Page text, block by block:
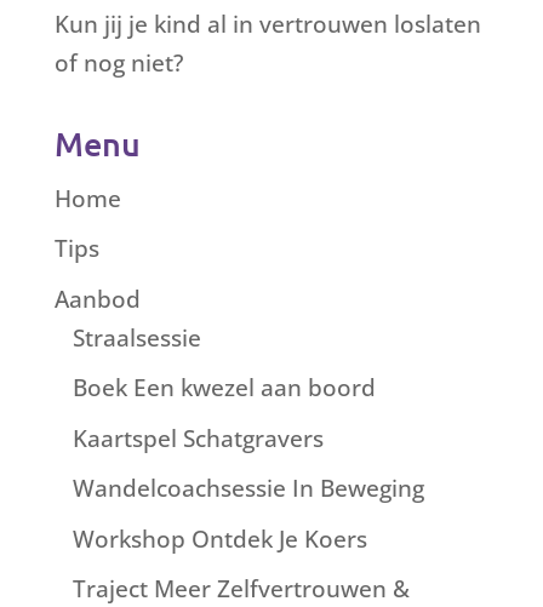
Kun jij je kind al in vertrouwen loslaten
of nog niet?
Menu
Home
Tips
Aanbod
Straalsessie
Boek Een kwezel aan boord
Kaartspel Schatgravers
Wandelcoachsessie In Beweging
Workshop Ontdek Je Koers
Traject Meer Zelfvertrouwen &